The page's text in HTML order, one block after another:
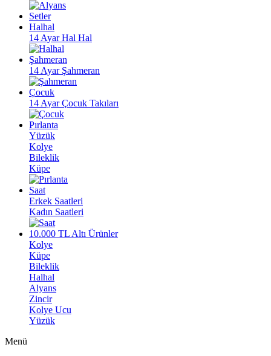
Setler
Halhal
14 Ayar Hal Hal
Şahmeran
14 Ayar Şahmeran
Çocuk
14 Ayar Çocuk Takıları
Pırlanta
Yüzük
Kolye
Bileklik
Küpe
Saat
Erkek Saatleri
Kadın Saatleri
10.000 TL Altı Ürünler
Kolye
Küpe
Bileklik
Halhal
Alyans
Zincir
Kolye Ucu
Yüzük
Menü